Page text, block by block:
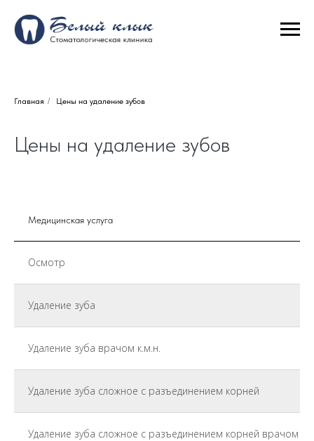
Главная / Цены на удаление зубов
Цены на удаление зубов
Медицинская услуга
Осмотр
Удаление зуба
Удаление зуба врачом к.м.н.
Удаление зуба сложное с разъединением корней
Удаление зуба сложное с разъединением корней врачом